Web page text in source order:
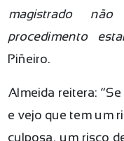
magistrado
procedimento
Piñeiro.
Almeida reitera:
e vejo que tem um